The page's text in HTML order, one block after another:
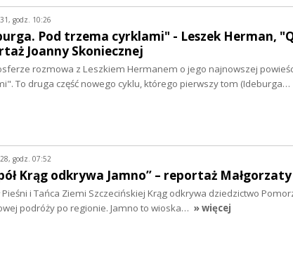
godz. 10:26
Pod trzema cyrklami" - Leszek Herman,
Joanny Skoniecznej
rozmowa z Leszkiem Hermanem o jego najnowszej
To druga część nowego cyklu, którego pierwszy tom (Ideburga…
godz. 07:52
Krąg odkrywa Jamno” – reportaż
Pieśni i Tańca Ziemi Szczecińskiej Krąg odkrywa dziedzictwo
podróży po regionie. Jamno to wioska… » więcej